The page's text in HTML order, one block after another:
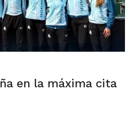
en la máxima cita